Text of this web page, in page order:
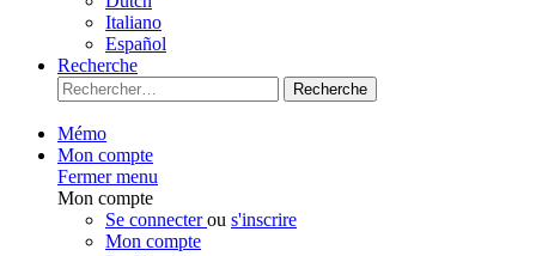
Italiano
Español
Recherche
Recherche
Mémo
Mon compte
Fermer menu
Mon compte
Se connecterou s'inscrire
Mon compte